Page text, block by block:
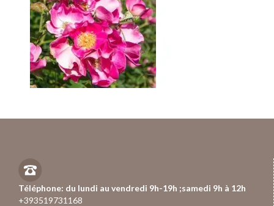
Téléphone: du lundi au vendredi 9h-19h ;samedi 9h à 12h
+393519731168